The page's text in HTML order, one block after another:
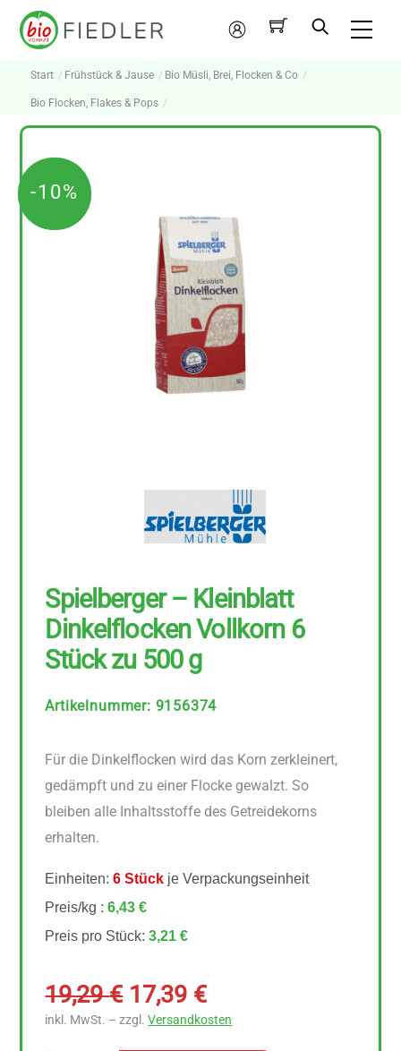
Skip
Mein
Konto
Start Frühstück & Jause Bio Müsli, Brei, Flocken & Co
Bio Flocken, Flakes & Pops
-10%
-10%
Spielberger – Kleinblatt
Dinkelflocken Vollkorn 6
Stück zu 500 g
Artikelnummer: 9156374
Für die Dinkelflocken wird das Korn zerkleinert,
gedämpft und zu einer Flocke gewalzt. So
bleiben alle Inhaltsstoffe des Getreidekorns
erhalten.
Einheiten:6 Stück je Verpackungseinheit
Preis/kg :6,43 €
Preis pro Stück:3,21 €
19,29€ Ursprünglicher
Preis
17,39 €Aktueller
Preis
inkl. MwSt. – zzgl.Versandkosten